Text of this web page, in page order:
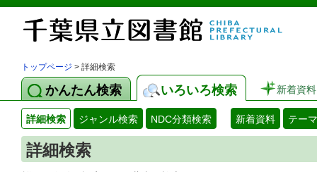
トップページ > 詳細検索
かんたん検索 いろいろ検索 新着資料
詳細検索 ジャンル検索 NDC分類検索 新着資料 テー
詳細検索